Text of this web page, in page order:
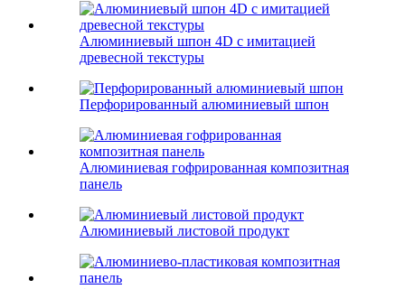
Алюминиевый шпон 4D с имитацией
древесной текстуры
Перфорированный алюминиевый шпон
Алюминиевая гофрированная композитная
панель
Алюминиевый листовой продукт